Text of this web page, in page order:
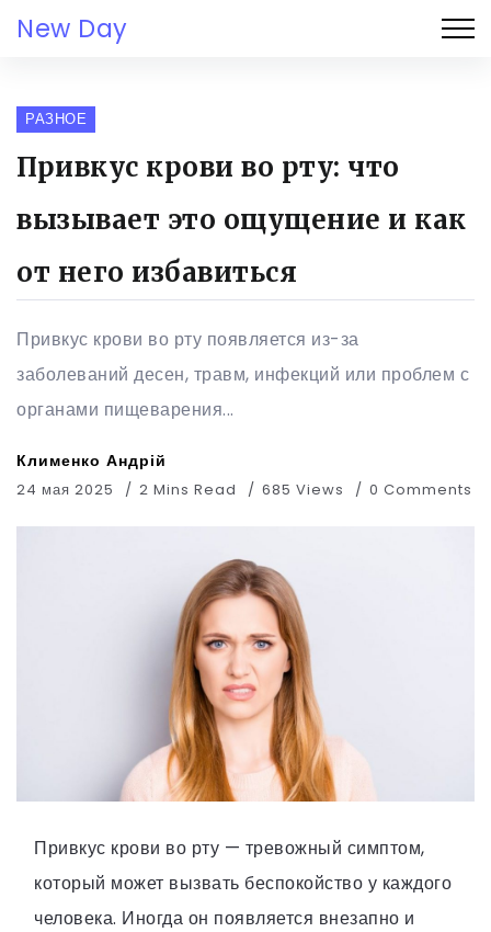
New Day
РАЗНОЕ
Привкус крови во рту: что
вызывает это ощущение и как
от него избавиться
Привкус крови во рту появляется из-за
заболеваний десен, травм, инфекций или проблем с
органами пищеварения...
Клименко Андрій
24 мая 2025 2 Mins Read 685 Views 0 Comments
Привкус крови во рту — тревожный симптом,
который может вызвать беспокойство у каждого
человека. Иногда он появляется внезапно и